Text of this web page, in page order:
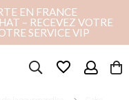
EN FRANCE
– RECEVEZ VOTRE
SERVICE VIP
favorite_border